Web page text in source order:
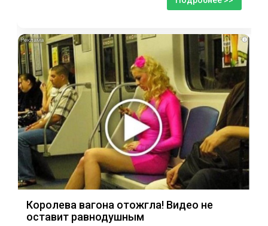
i
Королева вагона отожгла! Видео не
оставит равнодушным